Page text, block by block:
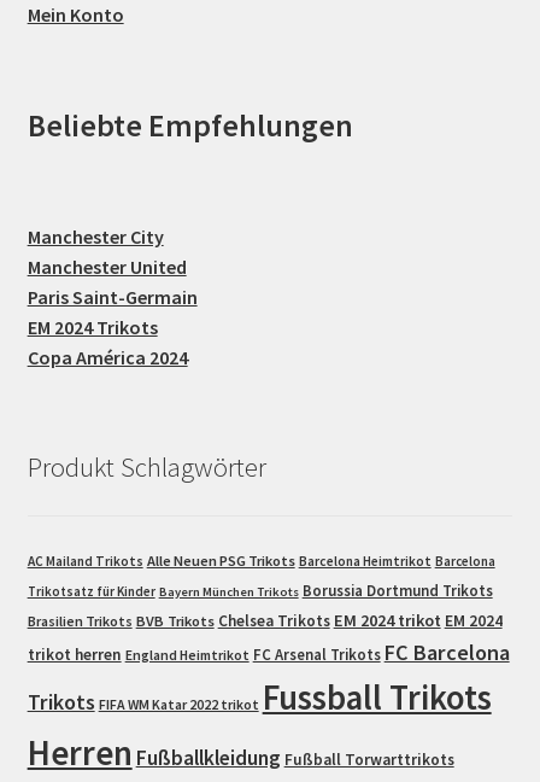
Mein Konto
Beliebte Empfehlungen
Manchester City
Manchester United
Paris Saint-Germain
EM 2024 Trikots
Copa América 2024
Produkt Schlagwörter
AC Mailand Trikots Alle Neuen PSG Trikots Barcelona Heimtrikot Barcelona
Trikotsatz für Kinder Bayern München Trikots Borussia Dortmund Trikots
Brasilien Trikots BVB Trikots Chelsea Trikots EM 2024 trikot EM 2024
trikot herren England Heimtrikot FC Arsenal Trikots FC Barcelona
Trikots FIFA WM Katar 2022 trikot Fussball Trikots
Herren Fußballkleidung Fußball Torwarttrikots